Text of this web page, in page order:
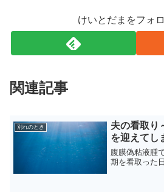
けいとだまをフォ
関連記事
別れのとき
夫の看取り
を迎えてし
腹膜偽粘液腫
期を看取った